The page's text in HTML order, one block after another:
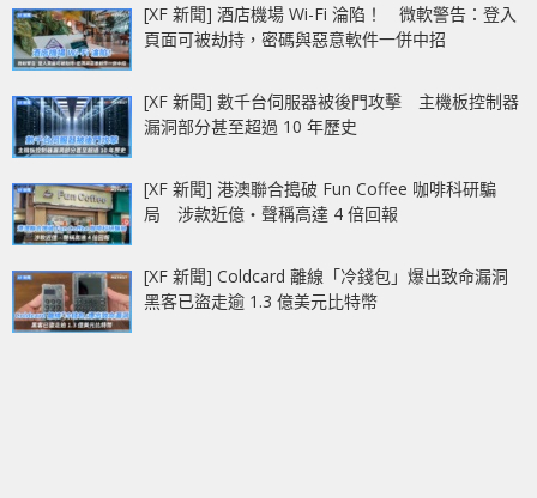
[XF 新聞] 酒店機場 Wi-Fi 淪陷！ 微軟警告：登入
頁面可被劫持，密碼與惡意軟件一併中招
[XF 新聞] 數千台伺服器被後門攻擊 主機板控制器
漏洞部分甚至超過 10 年歷史
[XF 新聞] 港澳聯合搗破 Fun Coffee 咖啡科研騙
局 涉款近億‧聲稱高達 4 倍回報
[XF 新聞] Coldcard 離線「冷錢包」爆出致命漏洞
黑客已盜走逾 1.3 億美元比特幣